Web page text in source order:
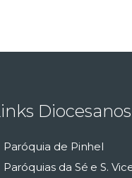
Diocesanos
Paróquia de Pinhel
Paróquias da Sé e S.